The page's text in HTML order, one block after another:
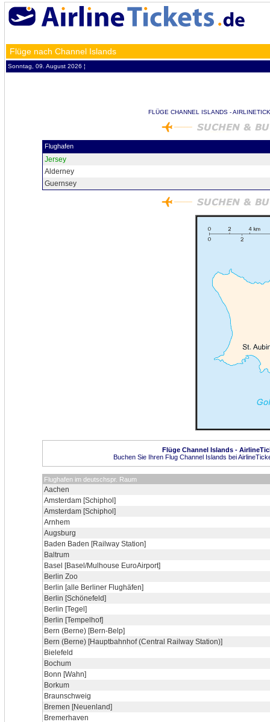
Flüge nach Channel Islands
Sonntag, 09. August 2026 ¦
FLÜGE CHANNEL ISLANDS -
Flughafen
Jersey
Alderney
Guernsey
Flüge Channel Islands -
Buchen Sie Ihren Flug Channel Islands bei
Flughafen im deutschspr. Raum
Aachen
Amsterdam [Schiphol]
Amsterdam [Schiphol]
Arnhem
Augsburg
Baden Baden [Railway Station]
Baltrum
Basel [Basel/Mulhouse EuroAirport]
Berlin Zoo
Berlin [alle Berliner Flughäfen]
Berlin [Schönefeld]
Berlin [Tegel]
Berlin [Tempelhof]
Bern (Berne) [Bern-Belp]
Bern (Berne) [Hauptbahnhof (Central Railway Station)]
Bielefeld
Bochum
Bonn [Wahn]
Borkum
Braunschweig
Bremen [Neuenland]
Bremerhaven